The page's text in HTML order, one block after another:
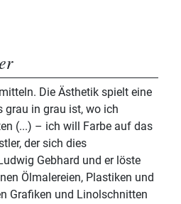
Die Ästhetik spielt eine
grau in grau ist, wo ich
(...) – ich will Farbe auf das
der sich dies
Gebhard und er löste
Ölmalereien, Plastiken und
Grafiken und Linolschnitten